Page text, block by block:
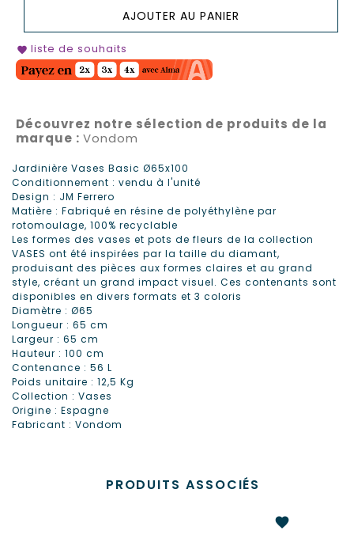
AJOUTER AU PANIER
favorite liste de souhaits
Découvrez notre sélection de produits de la
marque : Vondom
Jardinière Vases Basic Ø65x100
Conditionnement : vendu à l'unité
Design : JM Ferrero
Matière : Fabriqué en résine de polyéthylène par
rotomoulage, 100% recyclable
Les formes des vases et pots de fleurs de la collection
VASES ont été inspirées par la taille du diamant,
produisant des pièces aux formes claires et au grand
style, créant un grand impact visuel. Ces contenants sont
disponibles en divers formats et 3 coloris
Diamètre : Ø65
Longueur : 65 cm
Largeur : 65 cm
Hauteur : 100 cm
Contenance : 56 L
Poids unitaire : 12,5 Kg
Collection : Vases
Origine : Espagne
Fabricant : Vondom
PRODUITS ASSOCIÉS
favorite